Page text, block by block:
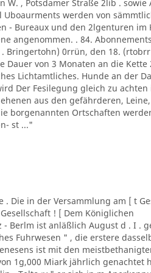
, Potsdamer Straße 2lib . sowie
werden von
- Bureaux und den 2lgenturen im
angenommen. . 84.
Bringertohn) 0rrün, den 18.
Dauer von 3 Monaten an die Kette
Lichtamtliches. Hunde an der
Der Fesilegung gleich zu achten
aus den gefährderen,
borgenannten Ortschaften
st ..."
Die in der Versammlung am [ t
! [ Dem Königlichen
Berlm ist anläßlich August d . I .
Fuhrwesen " , die erstere
ist mit den
1g,000 Miark jährlich genachtet